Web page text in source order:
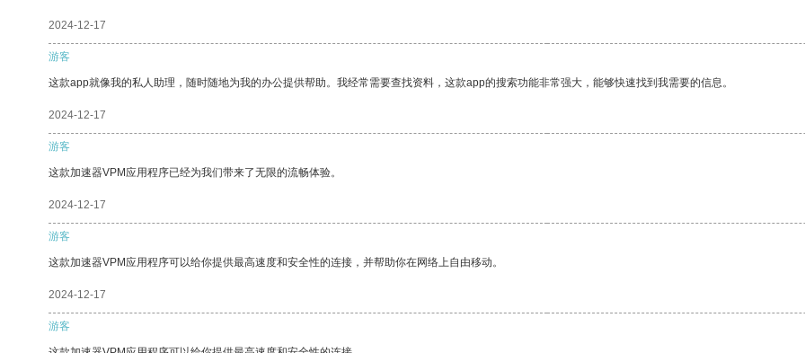
2024-12-17
游客
这款app就像我的私人助理，随时随地为我的办公提供帮助。我经常需要查找资料，这款app的搜索功能非常强大，能够快速找到我需要的信息。
2024-12-17
游客
这款加速器VPM应用程序已经为我们带来了无限的流畅体验。
2024-12-17
游客
这款加速器VPM应用程序可以给你提供最高速度和安全性的连接，并帮助你在网络上自由移动。
2024-12-17
游客